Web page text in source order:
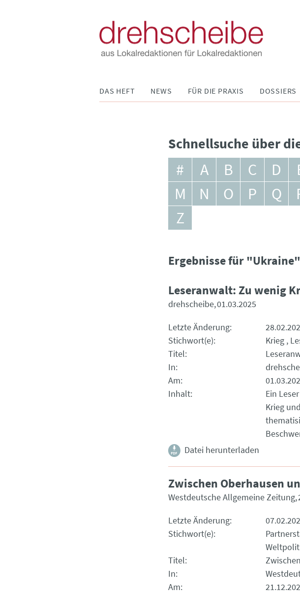
DAS HEFT NEWS FÜR DIE PRAXIS DOSSIERS
Schnellsuche über
# A B C D
M
N O P Q
Z
Ergebnisse für "Ukraine"
Leseranwalt: Zu wenig
drehscheibe 01.03.2025
Letzte Änderung
Stichwort(e)
Krieg
Titel
In
Am
Inhalt
Ein
Krieg
Datei herunterladen
Zwischen Oberhausen
Westdeutsche Allgemeine Zeitung
Letzte Änderung
Stichwort(e)
Titel
In
Am